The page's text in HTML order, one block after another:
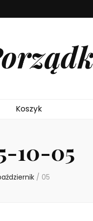
Koszyk
10-05
/ 05